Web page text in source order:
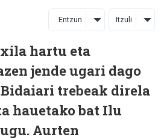
Entzun Itzuli
hartu eta
jende ugari dago
trebeak direla
hauetako bat Ilu
Aurten